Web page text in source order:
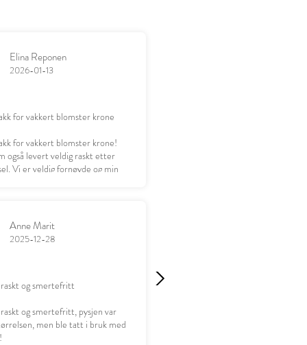
Elina Reponen
2026-01-13
for vakkert blomster krone
for vakkert blomster krone!
også levert veldig raskt etter
Vi er veldig fornøyde og min
Anne Marit
2025-12-28
og smertefritt
og smertefritt, pysjen var
men ble tatt i bruk med